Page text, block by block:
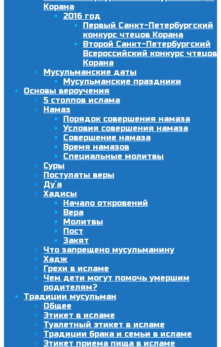
Корана
2016 год
Первый Санкт-Петербургский
конкурс чтецов Корана
Второй Санкт-Петербургский
Всероссийский конкурс чтецов
Корана
Мусульманские даты
Мусульманские праздники
Основы вероучения
5 столпов ислама
Намаз
Порядок совершения намаза
Условия совершения намаза
Совершение намаза
Время намазов
Специальные молитвы
Суры
Постулаты веры
Ду´а
Хадисы
Начало откровений
Вера
Молитвы
Пост
Закят
Что запрещено мусульманину
Хадж
Грехи в исламе
Чем дети могут помочь умершим
родителям?
Традиции мусульман
Общее
Этикет в исламе
Туалетный этикет в исламе
Традиции брака и семьи в исламе
Этикет приема пища в исламе